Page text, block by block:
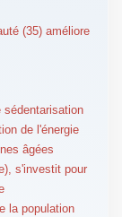
(35) améliore
sédentarisation
de l'énergie
âgées
s'investit pour
la population